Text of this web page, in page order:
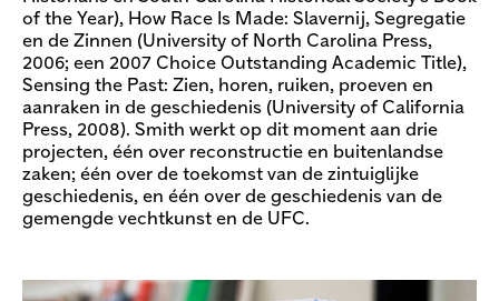
of the Year), How Race Is Made: Slavernij, Segregatie
en de Zinnen (University of North Carolina Press,
2006; een 2007 Choice Outstanding Academic Title),
Sensing the Past: Zien, horen, ruiken, proeven en
aanraken in de geschiedenis (University of California
Press, 2008). Smith werkt op dit moment aan drie
projecten, één over reconstructie en buitenlandse
zaken; één over de toekomst van de zintuiglijke
geschiedenis, en één over de geschiedenis van de
gemengde vechtkunst en de UFC.